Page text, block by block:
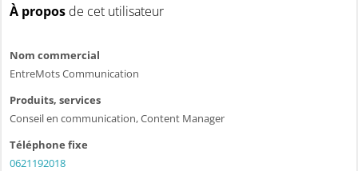
À propos de cet utilisateur
Nom commercial
EntreMots Communication
Produits, services
Conseil en communication, Content Manager
Téléphone fixe
0621192018